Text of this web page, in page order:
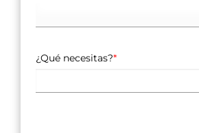
¿Qué necesitas?*